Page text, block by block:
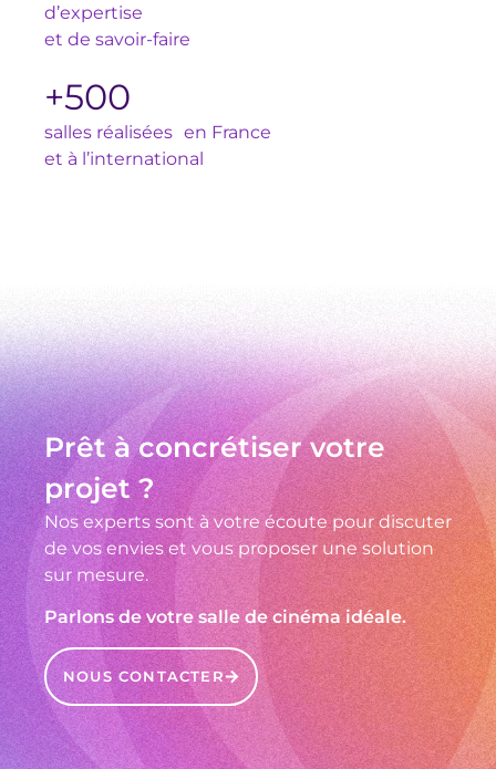
d’expertise
et de savoir-faire
+500
salles réalisées en France
et à l’international
Prêt à concrétiser votre
projet ?
Nos experts sont à votre écoute pour discuter
de vos envies et vous proposer une solution
sur mesure.
Parlons de votre salle de cinéma idéale.
NOUS CONTACTER